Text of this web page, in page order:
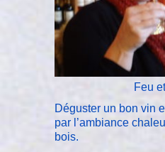
Feu
Déguster un bon vin
par l’ambiance
bois.